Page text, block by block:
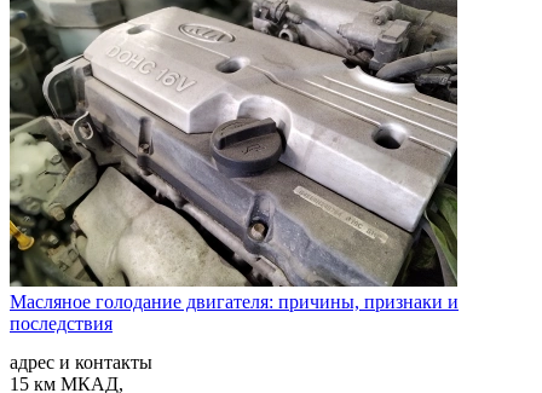
Масляное голодание двигателя: причины, признаки и
последствия
адрес и контакты
15 км МКАД,